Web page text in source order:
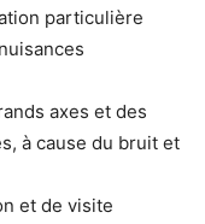
particulière
axes et des
à cause du bruit et
et de visite